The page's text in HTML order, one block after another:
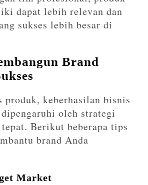
dapat lebih relevan dan
sukses lebih besar di
Brand
produk, keberhasilan bisnis
oleh strategi
Berikut beberapa tips
brand Anda
Market